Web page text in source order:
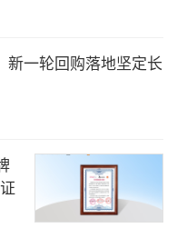
新一轮回购落地坚定长